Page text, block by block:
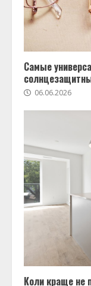
Самые
06.06.2026
Коли краще не